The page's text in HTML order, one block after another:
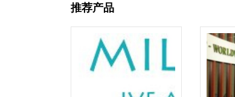
推荐产品